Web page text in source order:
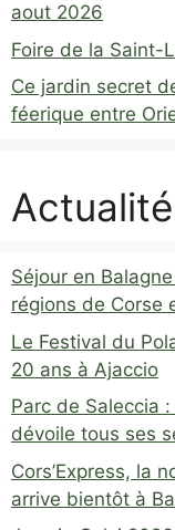
aout 2026
Foire de la Saint-
Ce jardin secret
féerique entre
Séjour en
régions de Corse
Le Festival du
20 ans à Ajaccio
Parc de Saleccia
dévoile tous ses
Cors’Express, la
arrive bientôt à